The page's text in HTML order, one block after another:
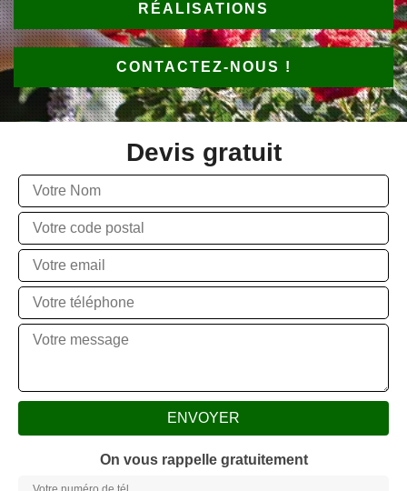
RÉALISATIONS
CONTACTEZ-NOUS !
Devis gratuit
On vous rappelle gratuitement